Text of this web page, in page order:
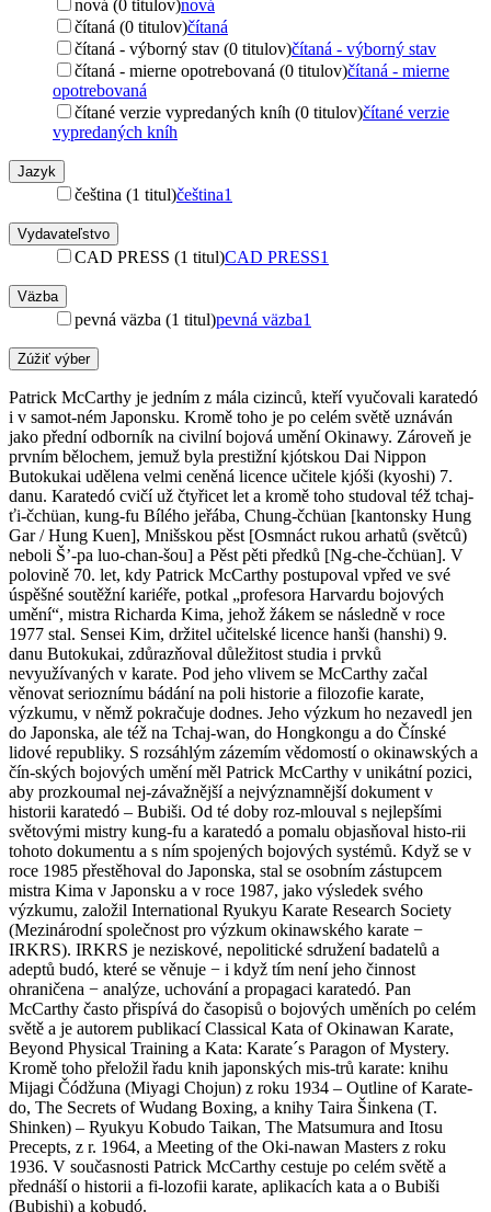
nová (0 titulov)nová
čítaná (0 titulov)čítaná
čítaná - výborný stav (0 titulov)čítaná - výborný stav
čítaná - mierne opotrebovaná (0 titulov)čítaná - mierne
opotrebovaná
čítané verzie vypredaných kníh (0 titulov)čítané verzie
vypredaných kníh
Jazyk
čeština (1 titul)čeština1
Vydavateľstvo
CAD PRESS (1 titul)CAD PRESS1
Väzba
pevná väzba (1 titul)pevná väzba1
Zúžiť výber
Patrick McCarthy je jedním z mála cizinců, kteří vyučovali karatedó
i v samot-ném Japonsku. Kromě toho je po celém světě uznáván
jako přední odborník na civilní bojová umění Okinawy. Zároveň je
prvním bělochem, jemuž byla prestižní kjótskou Dai Nippon
Butokukai udělena velmi ceněná licence učitele kjóši (kyoshi) 7.
danu. Karatedó cvičí už čtyřicet let a kromě toho studoval též tchaj-
ťi-čchüan, kung-fu Bílého jeřába, Chung-čchüan [kantonsky Hung
Gar / Hung Kuen], Mnišskou pěst [Osmnáct rukou arhatů (světců)
neboli Š’-pa luo-chan-šou] a Pěst pěti předků [Ng-che-čchüan]. V
polovině 70. let, kdy Patrick McCarthy postupoval vpřed ve své
úspěšné soutěžní kariéře, potkal „profesora Harvardu bojových
umění“, mistra Richarda Kima, jehož žákem se následně v roce
1977 stal. Sensei Kim, držitel učitelské licence hanši (hanshi) 9.
danu Butokukai, zdůrazňoval důležitost studia i prvků
nevyužívaných v karate. Pod jeho vlivem se McCarthy začal
věnovat serioznímu bádání na poli historie a filozofie karate,
výzkumu, v němž pokračuje dodnes. Jeho výzkum ho nezavedl jen
do Japonska, ale též na Tchaj-wan, do Hongkongu a do Čínské
lidové republiky. S rozsáhlým zázemím vědomostí o okinawských a
čín-ských bojových umění měl Patrick McCarthy v unikátní pozici,
aby prozkoumal nej-závažnější a nejvýznamnější dokument v
historii karatedó – Bubiši. Od té doby roz-mlouval s nejlepšími
světovými mistry kung-fu a karatedó a pomalu objasňoval histo-rii
tohoto dokumentu a s ním spojených bojových systémů. Když se v
roce 1985 přestěhoval do Japonska, stal se osobním zástupcem
mistra Kima v Japonsku a v roce 1987, jako výsledek svého
výzkumu, založil International Ryukyu Karate Research Society
(Mezinárodní společnost pro výzkum okinawského karate −
IRKRS). IRKRS je neziskové, nepolitické sdružení badatelů a
adeptů budó, které se věnuje − i když tím není jeho činnost
ohraničena − analýze, uchování a propagaci karatedó. Pan
McCarthy často přispívá do časopisů o bojových uměních po celém
světě a je autorem publikací Classical Kata of Okinawan Karate,
Beyond Physical Training a Kata: Karate´s Paragon of Mystery.
Kromě toho přeložil řadu knih japonských mis-trů karate: knihu
Mijagi Čódžuna (Miyagi Chojun) z roku 1934 – Outline of Karate-
do, The Secrets of Wudang Boxing, a knihy Taira Šinkena (T.
Shinken) – Ryukyu Kobudo Taikan, The Matsumura and Itosu
Precepts, z r. 1964, a Meeting of the Oki-nawan Masters z roku
1936. V současnosti Patrick McCarthy cestuje po celém světě a
přednáší o historii a fi-lozofii karate, aplikacích kata a o Bubiši
(Bubishi) a kobudó.